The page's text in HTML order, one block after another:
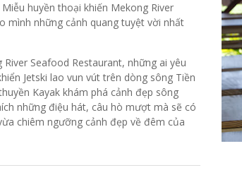
huyền thoại khiến Mekong River
mình những cảnh quang tuyệt vời nhất
Seafood Restaurant, những ai yêu
Jetski lao vun vút trên dòng sông Tiền
Kayak khám phá cảnh đẹp sông
những điệu hát, câu hò mượt mà sẽ có
chiêm ngưỡng cảnh đẹp về đêm của